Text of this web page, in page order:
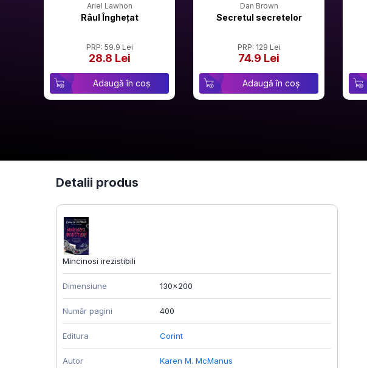
Ariel Lawhon
Râul Înghețat
PRP: 59.9 Lei
28.8 Lei
Adaugă în coș
Dan Brown
Secretul secretelor
PRP: 129 Lei
74.9 Lei
Adaugă în coș
Detalii produs
Mincinosi irezistibili
Dimensiune 130x200
Număr pagini 400
Editura Corint
Autor Karen M. McManus